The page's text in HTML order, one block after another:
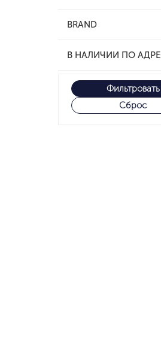
BRAND
В НАЛИЧИИ ПО
Фильтровать
Сброс